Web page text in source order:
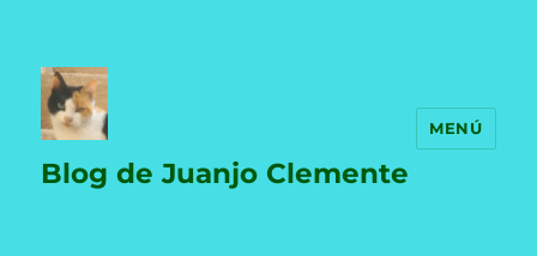
Blog de Juanjo Clemente
MENÚ